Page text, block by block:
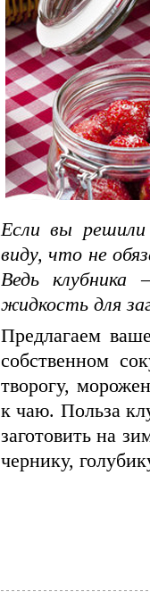
Если вы
виду, что не
Ведь клубника
жидкость для
Предлагаем
собственном
творогу,
к чаю. Польза
заготовить на
чернику,